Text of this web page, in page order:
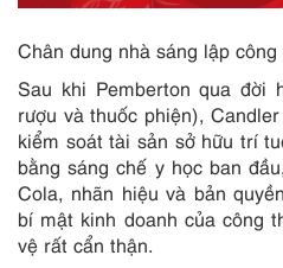
Chân dung nhà sáng lập
Sau khi Pemberton qua đời
rượu và thuốc phiện),
kiểm soát tài sản sở hữu trí
bằng sáng chế y học ban
Cola, nhãn hiệu và bản
bí mật kinh doanh của công
vệ rất cẩn thận.